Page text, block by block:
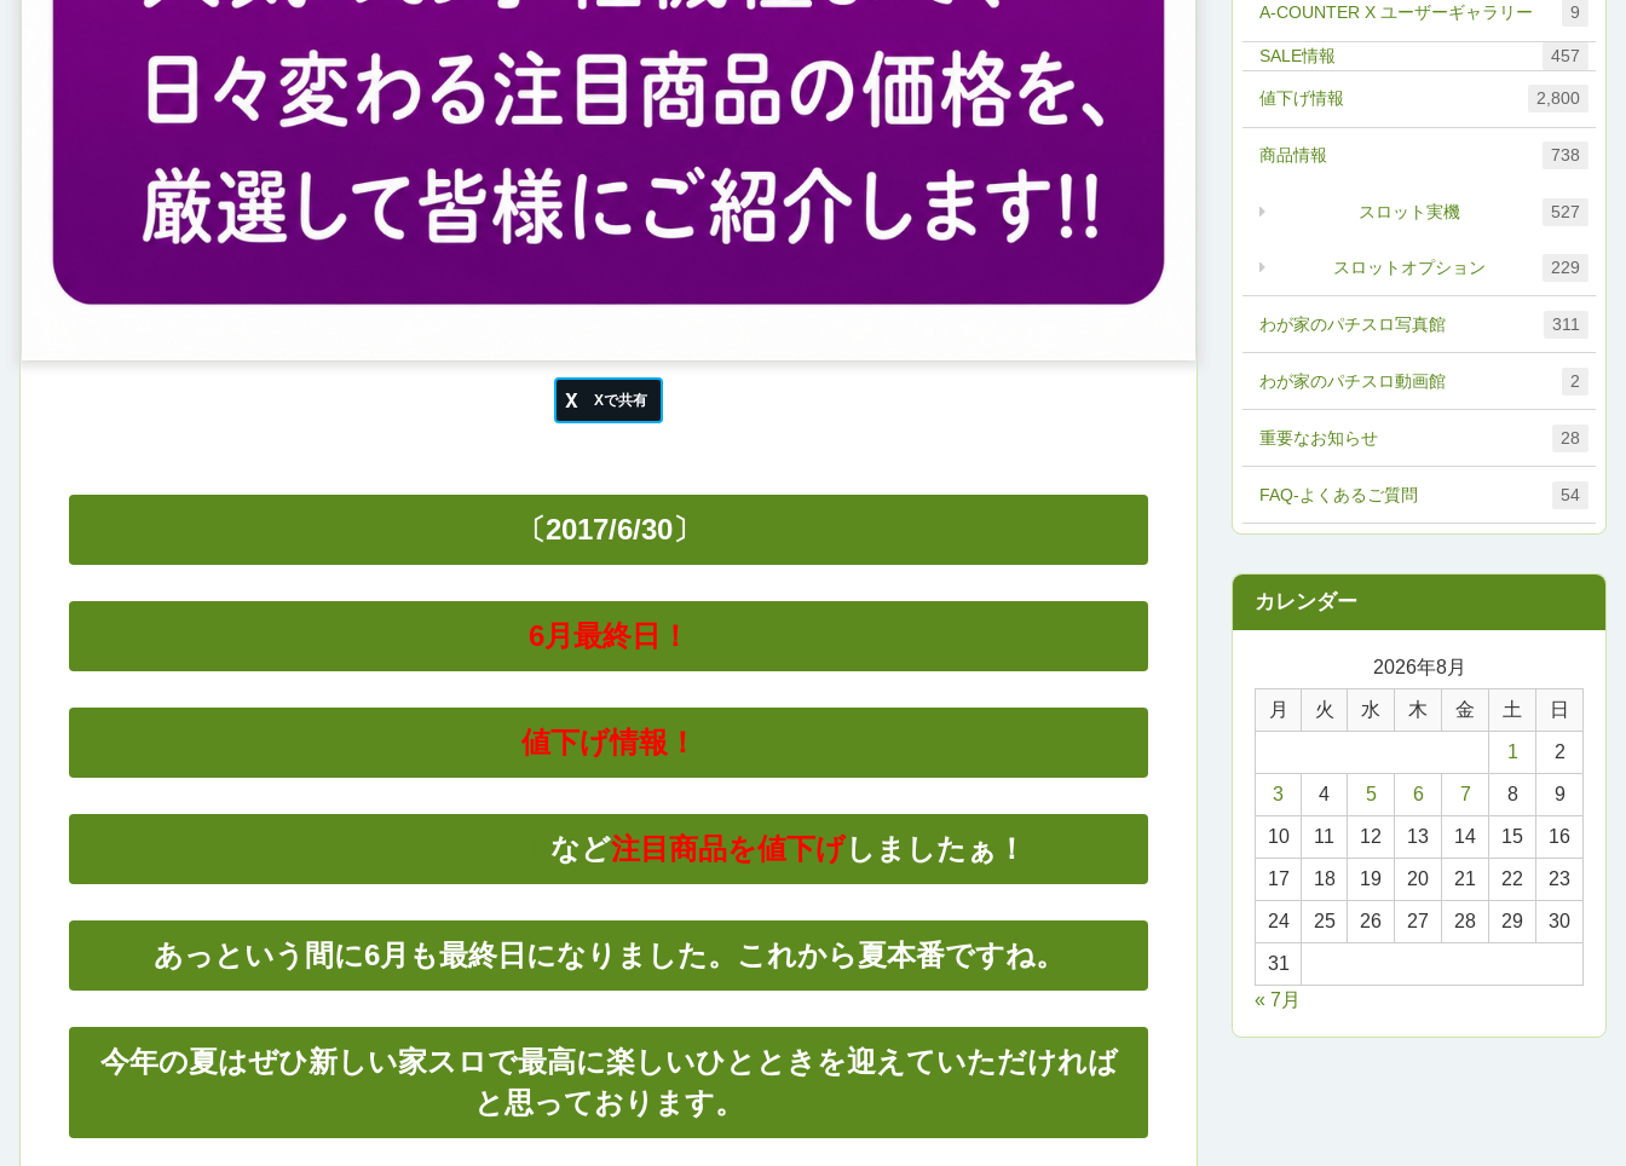
〔2017/6/30〕
6月最終日！
値下げ情報！
など注目商品を値下げしましたぁ！
あっという間に6月も最終日になりました。これから夏本番ですね。
今年の夏はぜひ新しい家スロで最高に楽しいひとときを迎えていただければ
と思っております。
A-COUNTER X ユーザーギャラリー 9
FAQ-よくあるご質問 54
457
わが家のパチスロ写真館 311
わが家のパチスロ動画館 2
値下げ情報 2,800
商品情報 738
スロットオプション 229
スロット実機 527
重要なお知らせ 28
2026年8月
月 火 水 木 金 土 日
1 2
3 4 5 6 7 8 9
10 11 12 13 14 15 16
17 18 19 20 21 22 23
24 25 26 27 28 29 30
31
« 7月